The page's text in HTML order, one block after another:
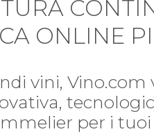
ONLINE
vini,
per i